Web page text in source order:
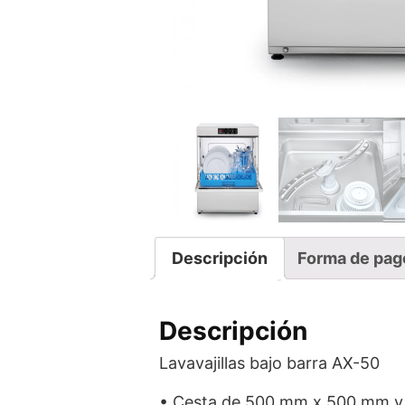
Descripción Forma de
Descripción
Lavavajillas bajo barra AX-50